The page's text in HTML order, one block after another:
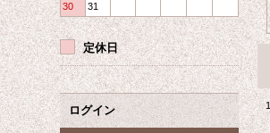
30
31
定休日
ログイン